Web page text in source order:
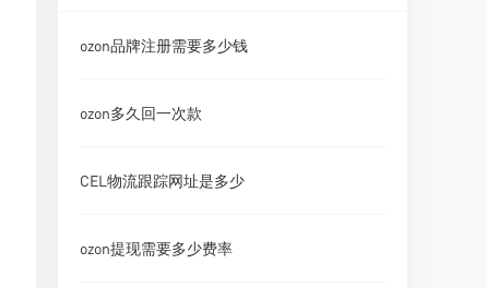
ozon品牌注册需要多少钱
ozon多久回一次款
CEL物流跟踪网址是多少
ozon提现需要多少费率